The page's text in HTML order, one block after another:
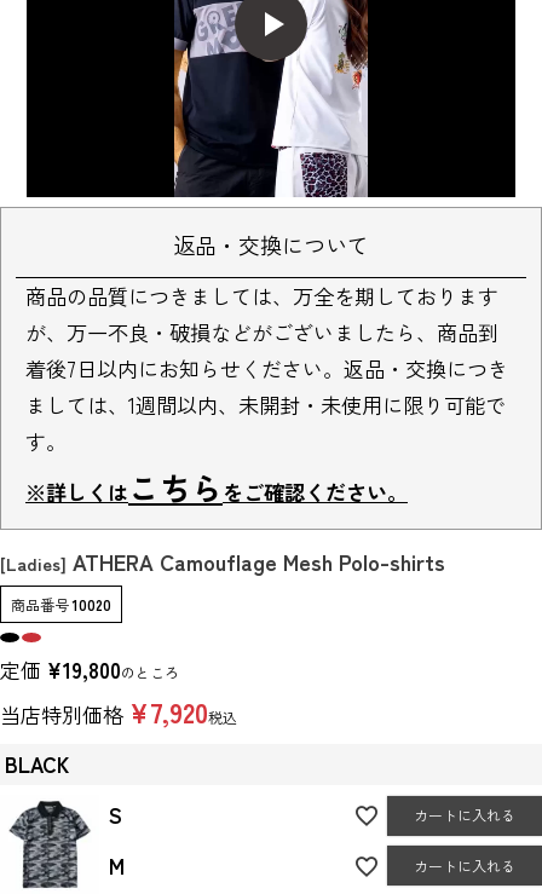
返品・交換について
商品の品質につきましては、万全を期しております
が、万一不良・破損などがございましたら、商品到
着後7日以内にお知らせください。返品・交換につき
ましては、1週間以内、未開封・未使用に限り可能で
す。
※詳しくは こちら をご確認ください。
[Ladies] ATHERA Camouflage Mesh Polo-shirts
商品番号10020
定価 ¥19,800のところ
当店特別価格 ¥7,920税込
BLACK
S
カートに入れる
M カートに入れる